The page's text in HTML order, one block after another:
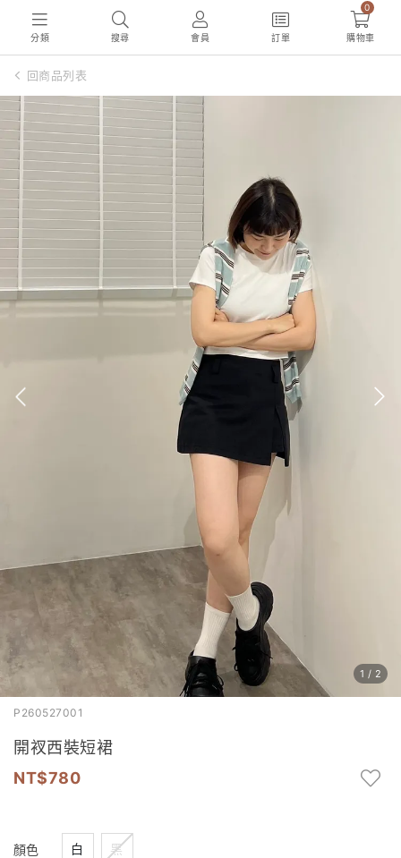
分類 搜尋 會員 訂單
0
購物車
回商品列表
1 / 2
P260527001
開衩西裝短裙
780
顏色 白 黑